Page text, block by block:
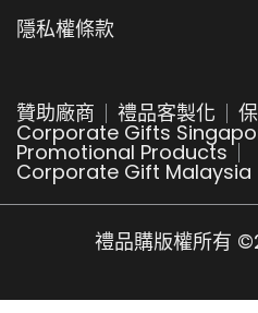
隱私權條款
贊助廠商 禮品客製化
Corporate Gifts
Promotional Products
Corporate Gift Malaysia
禮品購版權所有